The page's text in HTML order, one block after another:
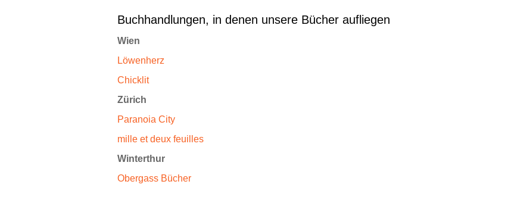
Buchhandlungen, in denen unsere Bücher aufliegen
Wien
Löwenherz
Chicklit
Zürich
Paranoia City
mille et deux feuilles
Winterthur
Obergass Bücher